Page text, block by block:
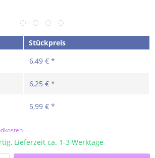
Stückpreis
6,49 € *
6,25 € *
5,99 € *
Lieferzeit ca. 1-3 Werktage